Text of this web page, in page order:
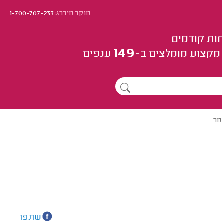
מוקד מידרג:1-700-707-233
קודמים
מקצוע מומלצים ב-149 ענפים
שתפו